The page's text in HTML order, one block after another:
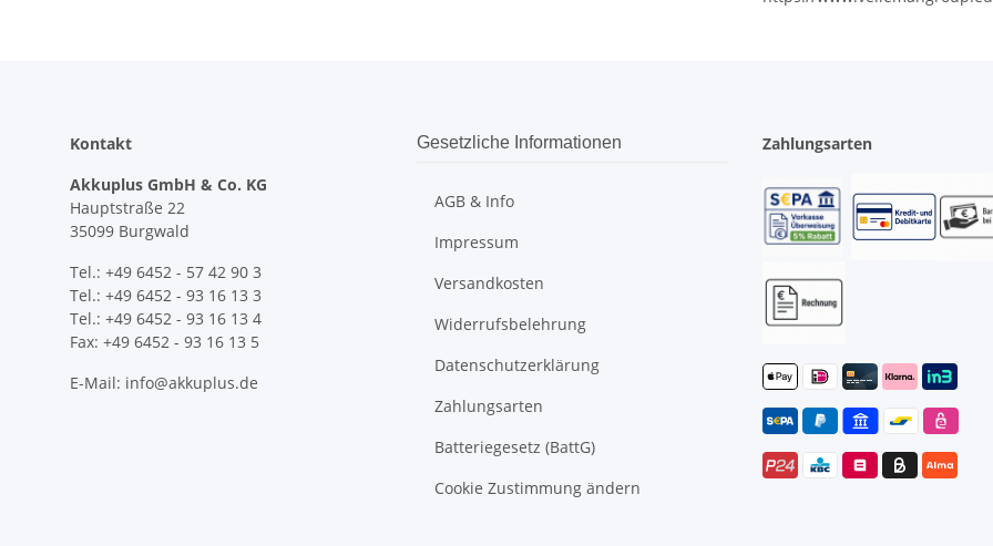
Kontakt
Akkuplus GmbH & Co. KG
Hauptstraße 22
35099 Burgwald
Tel.: +49 6452 - 57 42 90 3
Tel.: +49 6452 - 93 16 13 3
Tel.: +49 6452 - 93 16 13 4
Fax: +49 6452 - 93 16 13 5
E-Mail: info@akkuplus.de
Gesetzliche Informationen
AGB & Info
Impressum
Versandkosten
Widerrufsbelehrung
Datenschutzerklärung
Zahlungsarten
Batteriegesetz (BattG)
Cookie Zustimmung ändern
Zahlungsarten